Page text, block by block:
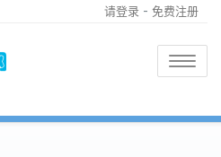
请登录 - 免费注册
Toggle